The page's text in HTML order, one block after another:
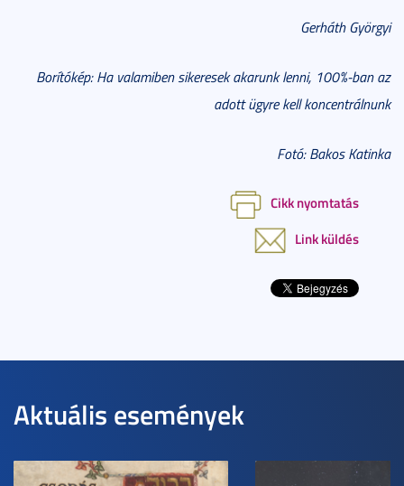
Gerháth Györgyi
Borítókép: Ha valamiben sikeresek akarunk lenni, 100%-ban az
adott ügyre kell koncentrálnunk
Fotó: Bakos Katinka
Cikk nyomtatás
Link küldés
Aktuális események